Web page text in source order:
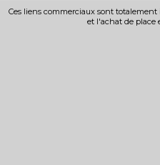
Ces liens commerciaux sont
et l'achat de place